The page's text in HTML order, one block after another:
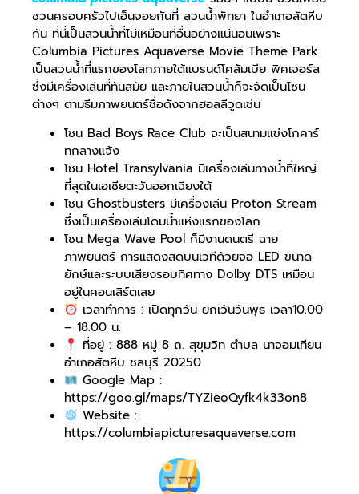
ชวนครอบครัวไปเอ็นจอยกันที่ สวนน้ำพัทยา ในอำเภอสัตหีบ
กัน ที่นี่เป็นสวนน้ำที่ไม่เหมือนที่อื่นอย่างแน่นอนเพราะ
Columbia Pictures Aquaverse Movie Theme Park
เป็นสวนน้ำที่แรกของโลกภายใต้แบรนด์โคลัมเบีย พิคเจอร์ส
ซึ่งมีเครื่องเล่นที่ทันสมัย และภายในสวนน้ำก็จะจัดเป็นโซน
ต่างๆ ตามธีมภาพยนตร์ชื่อดังจากฮอลลีวูดเช่น
โซน Bad Boys Race Club จะเป็นสนามแข่งโกคาร์
ทกลางแจ้ง
โซน Hotel Transylvania มีเครื่องเล่นทางน้ำที่ใหญ่
ที่สุดในเอเชียตะวันออกเฉียงใต้
โซน Ghostbusters มีเครื่องเล่น Proton Stream
ซึ่งเป็นเครื่องเล่นโดมน้ำแห่งแรกของโลก
โซน Mega Wave Pool ก็มีงานดนตรี ฉาย
ภาพยนตร์ การแสดงสดบนเวทีด้วยจอ LED ขนาด
ยักษ์และระบบเสียงรอบทิศทาง Dolby DTS เหมือน
อยู่ในคอนเสิร์ตเลย
เวลาทำการ : เปิดทุกวัน ยกเว้นวันพุธ เวลา10.00
– 18.00 น.
ที่อยู่ : 888 หมู่ 8 ถ. สุขุมวิท ตำบล นาจอมเทียน
อำเภอสัตหีบ ชลบุรี 20250
Google Map :
https://goo.gl/maps/TYZieoQyfk4k33on8
Website :
https://columbiapicturesaquaverse.com